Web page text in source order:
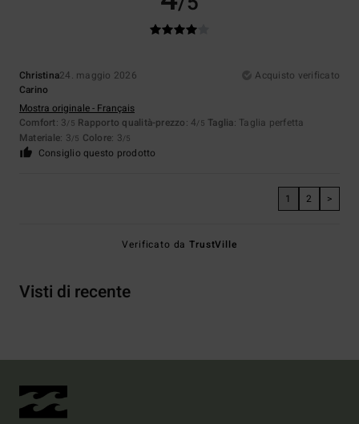
Christina24. maggio 2026
Acquisto verificato
Carino
Mostra originale - Français
Comfort: 3/5 Rapporto qualità-prezzo: 4/5 Taglia: Taglia perfetta
Materiale: 3/5 Colore: 3/5
Consiglio questo prodotto
1 2 >
Verificato daTrustVille
Visti di recente